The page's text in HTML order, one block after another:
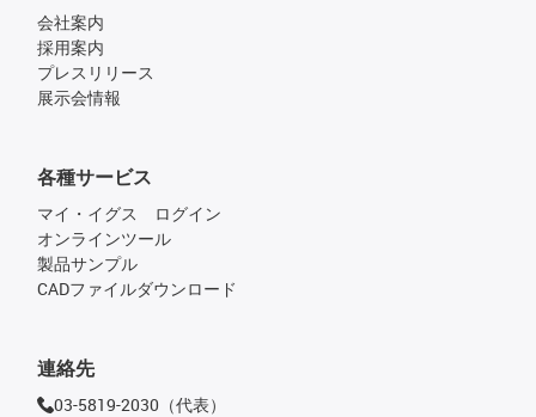
会社案内
採用案内
プレスリリース
展示会情報
各種サービス
マイ・イグス ログイン
オンラインツール
製品サンプル
CADファイルダウンロード
連絡先
03-5819-2030（代表）